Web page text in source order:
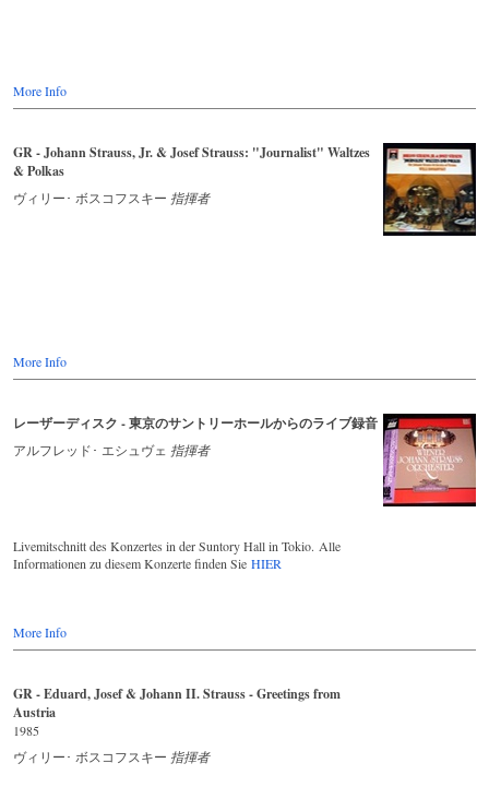
More Info
GR - Johann Strauss, Jr. & Josef Strauss: "Journalist" Waltzes
& Polkas
ヴィリー･ ボスコフスキー 指揮者
More Info
レーザーディスク - 東京のサントリーホールからのライブ録音
アルフレッド･ エシュヴェ 指揮者
Livemitschnitt des Konzertes in der Suntory Hall in Tokio. Alle
Informationen zu diesem Konzerte finden Sie HIER
More Info
GR - Eduard, Josef & Johann II. Strauss - Greetings from
Austria
1985
ヴィリー･ ボスコフスキー 指揮者